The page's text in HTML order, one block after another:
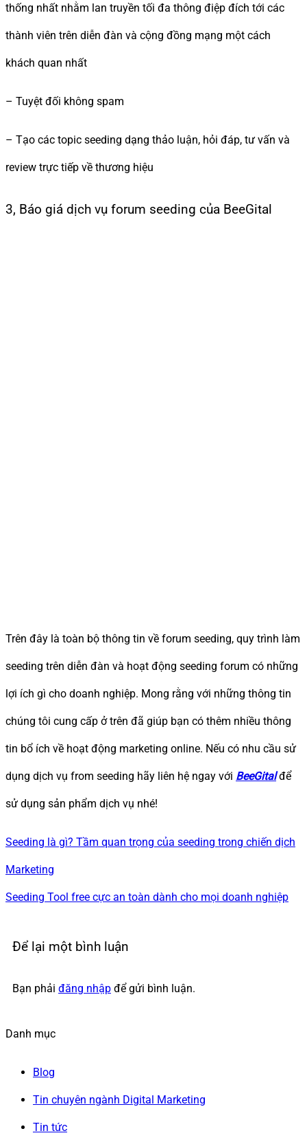
thống nhất nhằm lan truyền tối đa thông điệp đích tới các
thành viên trên diễn đàn và cộng đồng mạng một cách
khách quan nhất
– Tuyệt đối không spam
– Tạo các topic seeding dạng thảo luận, hỏi đáp, tư vấn và
review trực tiếp về thương hiệu
3, Báo giá dịch vụ forum seeding của BeeGital
Trên đây là toàn bộ thông tin về forum seeding, quy trình làm
seeding trên diễn đàn và hoạt động seeding forum có những
lợi ích gì cho doanh nghiệp. Mong rằng với những thông tin
chúng tôi cung cấp ở trên đã giúp bạn có thêm nhiều thông
tin bổ ích về hoạt động marketing online. Nếu có nhu cầu sử
dụng dịch vụ from seeding hãy liên hệ ngay với BeeGitalđể
sử dụng sản phẩm dịch vụ nhé!
Seeding là gì? Tầm quan trọng của seeding trong chiến dịch
Marketing
Seeding Tool free cực an toàn dành cho mọi doanh nghiệp
Để lại một bình luận
Bạn phải đăng nhập để gửi bình luận.
Danh mục
Blog
Tin chuyên ngành Digital Marketing
Tin tức